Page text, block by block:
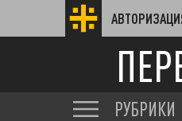
РУБРИКИ